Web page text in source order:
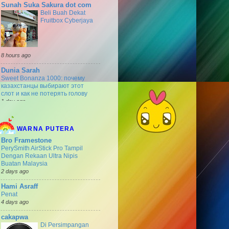
►January 2010(8)
2009(13)
Sunah Suka Sakura dot com
Beli Buah Dekat
Fruitbox Cyberjaya
8 hours ago
Dunia Sarah
Sweet Bonanza 1000: почему
казахстанцы выбирают этот
слот и как не потерять голову
1 day ago
Dari Jari-Jari Halusku
5 days ago
Dak Pink
WARNA PUTERA
Bro Framestone
PerySmith AirStick Pro Tampil
Dengan Rekaan Ultra Nipis
Buatan Malaysia
2 days ago
Hami Asraff
Penat
4 days ago
cakapwa
Di Persimpangan